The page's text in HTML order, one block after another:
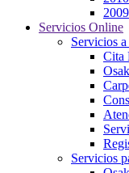
2009
Servicios Online
Servicios
Cita
Servicios